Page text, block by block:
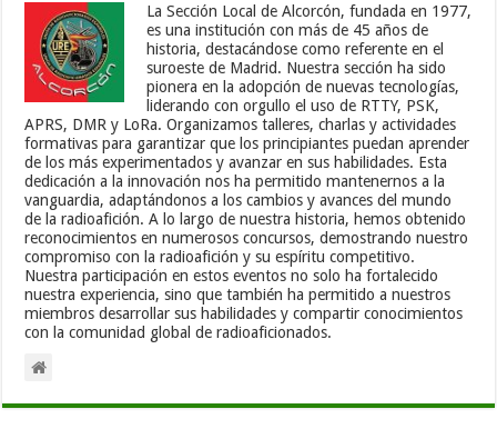
La Sección Local de Alcorcón, fundada en 1977,
es una institución con más de 45 años de
historia, destacándose como referente en el
suroeste de Madrid. Nuestra sección ha sido
pionera en la adopción de nuevas tecnologías,
liderando con orgullo el uso de RTTY, PSK,
APRS, DMR y LoRa. Organizamos talleres, charlas y actividades
formativas para garantizar que los principiantes puedan aprender
de los más experimentados y avanzar en sus habilidades. Esta
dedicación a la innovación nos ha permitido mantenernos a la
vanguardia, adaptándonos a los cambios y avances del mundo
de la radioafición. A lo largo de nuestra historia, hemos obtenido
reconocimientos en numerosos concursos, demostrando nuestro
compromiso con la radioafición y su espíritu competitivo.
Nuestra participación en estos eventos no solo ha fortalecido
nuestra experiencia, sino que también ha permitido a nuestros
miembros desarrollar sus habilidades y compartir conocimientos
con la comunidad global de radioaficionados.